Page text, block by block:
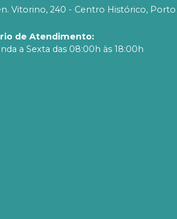
Vitorino, 240 - Centro Histórico,
de Atendimento:
a Sexta das 08:00h às 18:00h